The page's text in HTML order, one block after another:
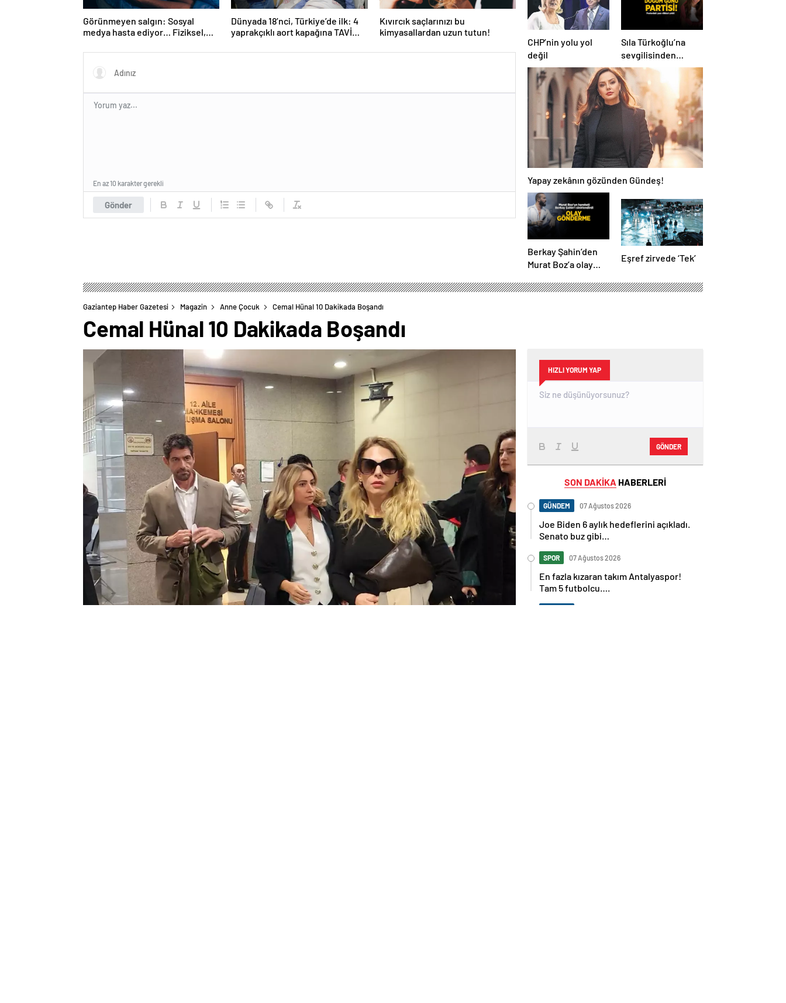
Görünmeyen salgın: Sosyal
medya hasta ediyor… Fiziksel,
inanamayacaksınız
Dünyada 18’nci, Türkiye’de ilk: 4
yaprakçıklı aort kapağına TAVİ
Kıvırcık saçlarınızı bu
kimyasallardan uzun tutun!
Gönder
En az 10 karakter gerekli
CHP’nin yolu yol
değil
Sıla Türkoğlu’na
sevgilisinden
doğum günü
partisi! Pastadaki
yazı dikkat çekti
Yapay zekânın gözünden Gündeş!
Berkay Şahin’den
Murat Boz’a olay
göndermesi!
Eşref zirvede ‘Tek’
Gaziantep Haber Gazetesi Magazin Anne Çocuk Cemal Hünal 10 Dakikada Boşandı
Cemal Hünal 10 Dakikada Boşandı
HIZLI YORUM YAP
GÖNDER
SON DAKİKA HABERLERİ
GÜNDEM 07 Ağustos 2026
Joe Biden 6 aylık hedeflerini açıkladı.
Senato buz gibi…
SPOR 07 Ağustos 2026
En fazla kızaran takım Antalyaspor!
Tam 5 futbolcu….